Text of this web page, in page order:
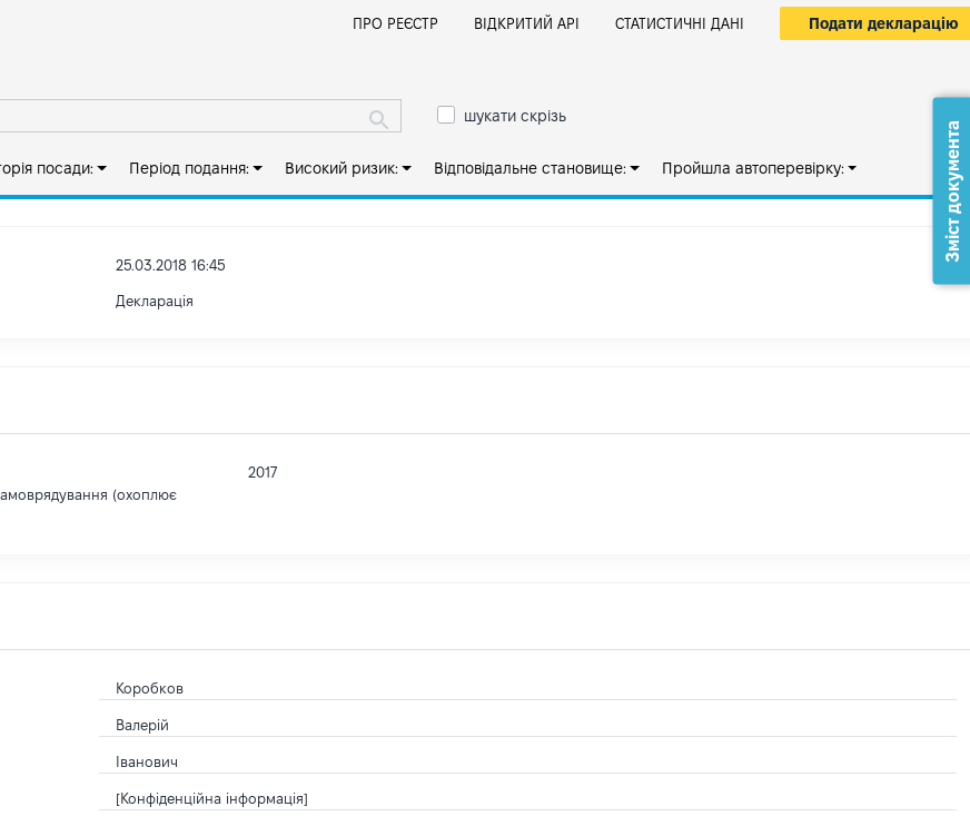
ПРО РЕЄСТР ВІДКРИТИЙ АРІ СТАТИСТИЧНІ ДАНІ Подати декларацію
шукати скрізь
посади: Період подання: Високий ризик: Відповідальне становище: Пройшла автоперевірку:
25.03.2018 16:45
Декларація
(охоплює
2017
Коробков
Валерій
Іванович
[Конфіденційна інформація]
Зміст документа